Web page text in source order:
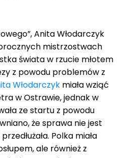
Anita Włodarczyk
mistrzostwach
świata w rzucie młotem
z powodu problemów z
Włodarczyk miała wziąć
w Ostrawie, jednak w
ze startu z powodu
że sprawa nie jest
Polka miała
ale również z